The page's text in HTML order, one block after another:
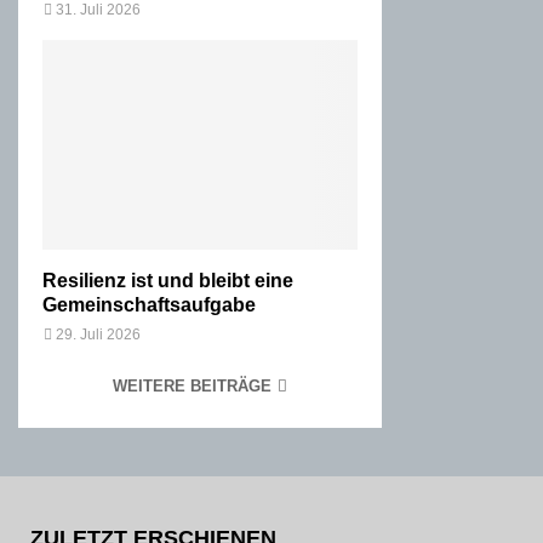
31. Juli 2026
Resilienz ist und bleibt eine
Gemeinschaftsaufgabe
29. Juli 2026
WEITERE BEITRÄGE
ZULETZT ERSCHIENEN